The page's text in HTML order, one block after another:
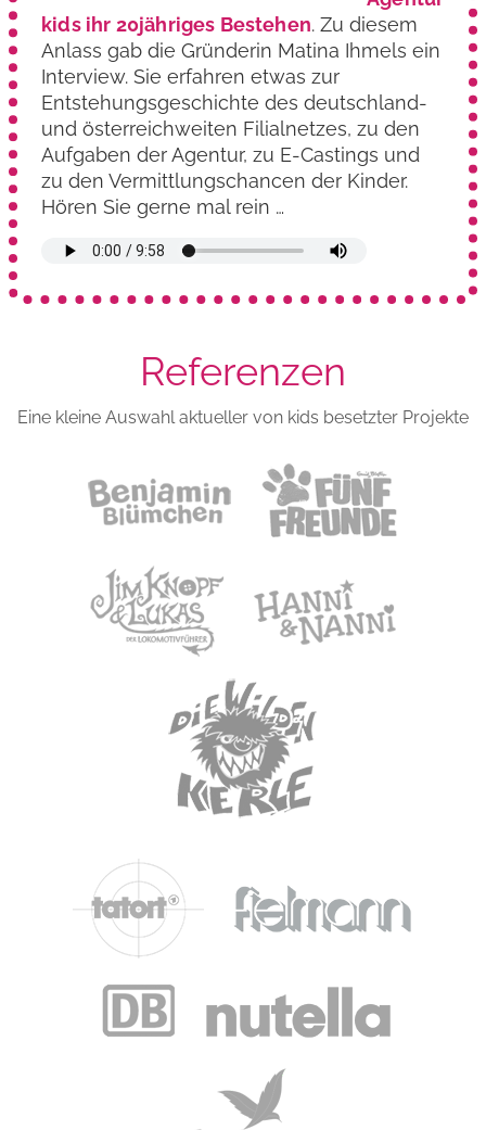
kids ihr 20jähriges Bestehen. Zu diesem
Anlass gab die Gründerin Matina Ihmels ein
Interview. Sie erfahren etwas zur
Entstehungs­geschichte des deutschland-
und österreich­weiten Filialnetzes, zu den
Aufgaben der Agentur, zu E-Castings und
zu den Vermittlungs­chancen der Kinder.
Hören Sie gerne mal rein …
Referenzen
Eine kleine Auswahl aktueller von kids besetzter Projekte